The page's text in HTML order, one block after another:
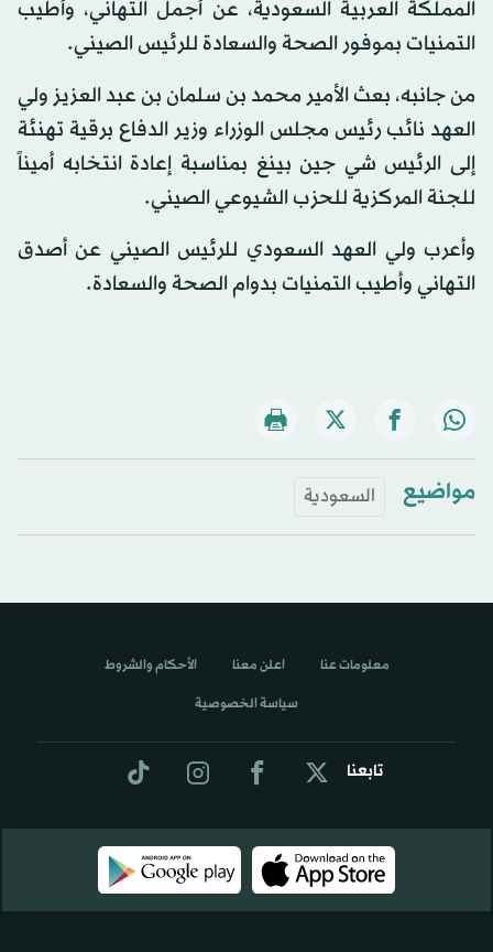
المملكة العربية السعودية، عن أجمل التهاني، وأطيب
التمنيات بموفور الصحة والسعادة للرئيس الصيني.
من جانبه، بعث الأمير محمد بن سلمان بن عبد العزيز ولي
العهد نائب رئيس مجلس الوزراء وزير الدفاع برقية تهنئة
إلى الرئيس شي جين بينغ بمناسبة إعادة انتخابه أميناً
للجنة المركزية للحزب الشيوعي الصيني.
وأعرب ولي العهد السعودي للرئيس الصيني عن أصدق
التهاني وأطيب التمنيات بدوام الصحة والسعادة.
مواضيع السعودية
تابعنا
معلومات عنا اعلن معنا الأحكام والشروط
سياسة الخصوصية